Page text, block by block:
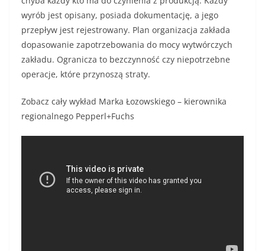
wyrób jest opisany, posiada dokumentację, a jego
przepływ jest rejestrowany. Plan organizacja zakłada
dopasowanie zapotrzebowania do mocy wytwórczych
zakładu. Ogranicza to bezczynność czy niepotrzebne
operacje, które przynoszą straty.
Zobacz cały wykład Marka Łozowskiego – kierownika
regionalnego Pepperl+Fuchs